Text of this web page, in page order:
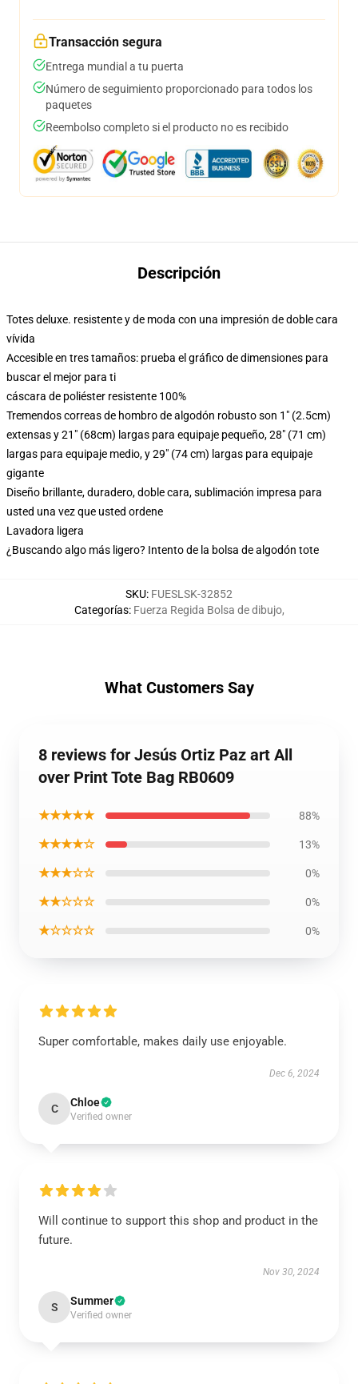
Transacción segura
Entrega mundial a tu puerta
Número de seguimiento proporcionado para todos los
paquetes
Reembolso completo si el producto no es recibido
Descripción
Totes deluxe. resistente y de moda con una impresión de doble cara
vívida
Accesible en tres tamaños: prueba el gráfico de dimensiones para
buscar el mejor para ti
cáscara de poliéster resistente 100%
Tremendos correas de hombro de algodón robusto son 1" (2.5cm)
extensas y 21" (68cm) largas para equipaje pequeño, 28" (71 cm)
largas para equipaje medio, y 29" (74 cm) largas para equipaje
gigante
Diseño brillante, duradero, doble cara, sublimación impresa para
usted una vez que usted ordene
Lavadora ligera
¿Buscando algo más ligero? Intento de la bolsa de algodón tote
SKU: FUESLSK-32852
Categorías: Fuerza Regida Bolsa de dibujo,
What Customers Say
8 reviews for Jesús Ortiz Paz art All
over Print Tote Bag RB0609
★★★★★ 88%
★★★★☆ 13%
★★★☆☆ 0%
★★☆☆☆ 0%
★☆☆☆☆ 0%
Super comfortable, makes daily use enjoyable.
Dec 6, 2024
C Chloe
Verified owner
Will continue to support this shop and product in the
future.
Nov 30, 2024
S Summer
Verified owner